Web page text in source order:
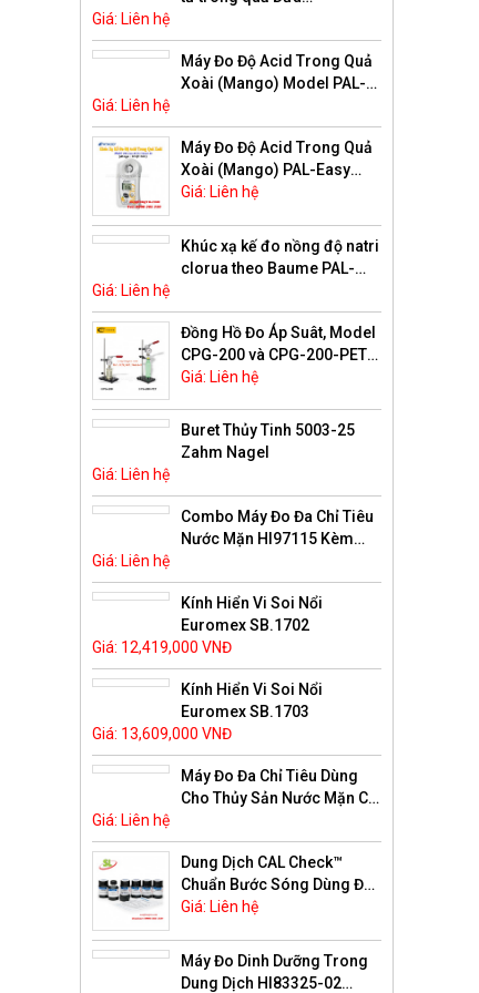
Easy ACID9 Master Kit
Giá: Liên hệ
Máy Đo Độ Acid Trong Quả
Xoài (Mango) Model PAL-
Giá: Liên hệ
Máy Đo Độ Acid Trong Quả
Xoài (Mango) PAL-Easy
ACID15 Master Kit Atago
Giá: Liên hệ
Khúc xạ kế đo nồng độ natri
clorua theo Baume PAL-
Giá: Liên hệ
Đồng Hồ Đo Áp Suât, Model
CPG-200 và CPG-200-PET
YI-C-CHECK
Giá: Liên hệ
Buret Thủy Tinh 5003-25
Zahm Nagel
Giá: Liên hệ
Combo Máy Đo Đa Chỉ Tiêu
Nước Mặn HI97115 Kèm
Bluetooth HI97115C Hanna
Giá: Liên hệ
Kính Hiển Vi Soi Nổi
Euromex SB.1702
Giá: 12,419,000 VNĐ
Kính Hiển Vi Soi Nổi
Euromex SB.1703
Giá: 13,609,000 VNĐ
Máy Đo Đa Chỉ Tiêu Dùng
Cho Thủy Sản Nước Mặn Có
Hanna
Giá: Liên hệ
Dung Dịch CAL Check™
Chuẩn Bước Sóng Dùng Để
Kiểm Tra Máy HI83325
Giá: Liên hệ
Máy Đo Dinh Dưỡng Trong
Dung Dịch HI83325-02